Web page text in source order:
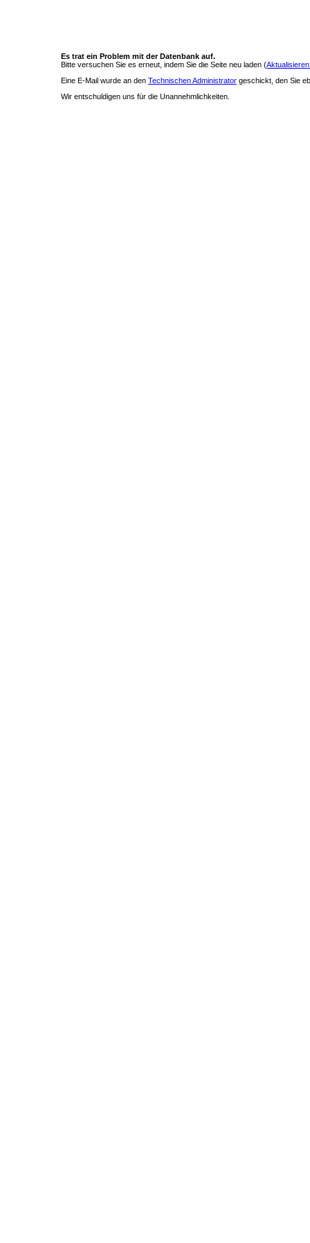
Es trat ein Problem mit der Datenbank auf.
Bitte versuchen Sie es erneut, indem Sie die Seite neu laden (
Eine E-Mail wurde an den Technischen Administrator geschickt, den Sie
Wir entschuldigen uns für die Unannehmlichkeiten.